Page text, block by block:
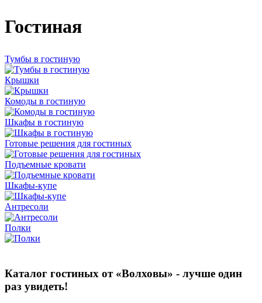
Гостиная
Тумбы в гостиную
Крышки
Комоды в гостиную
Шкафы в гостиную
Готовые решения для гостиных
Подъемные кровати
Шкафы-купе
Антресоли
Полки
Каталог гостиных от «Волховы» - лучше один
раз увидеть!